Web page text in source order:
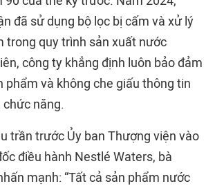
đã sử dụng bộ lọc bị cấm và xử lý
trong quy trình sản xuất nước
công ty khẳng định luôn bảo đảm
phẩm và không che giấu thông tin
chức năng.
trần trước Ủy ban Thượng viện vào
điều hành Nestlé Waters, bà
mạnh: “Tất cả sản phẩm nước